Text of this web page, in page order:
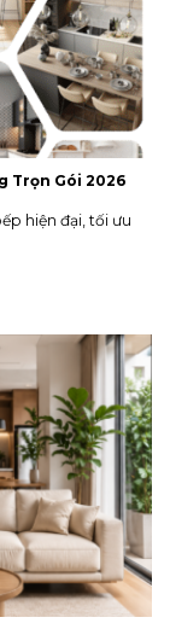
Trọn Gói 2026
hiện đại, tối ưu